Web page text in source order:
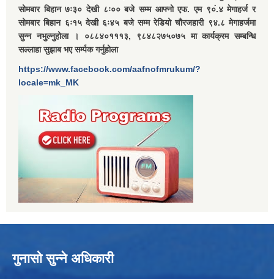
सोमबार बिहान ७ः३० देखी ८ः०० बजे सम्म आफ्नो एफ. एम ९०ं.४ मेगाहर्ज र
सोमबार बिहान ६ः१५ देखी ६ः४५ बजे सम्म रेडियो चौरजहारी ९४.८ मेगाहर्जमा
सुन्न नभुल्नुहोला । ०८८४०१११३, ९८४८२७५०७५ मा कार्यक्रम सम्बन्धि
सल्लाहा सुझाब भए सर्म्पक गर्नुहोला
https://www.facebook.com/aafnofmrukum/?
locale=mk_MK
गुनासो सुन्ने अधिकारी